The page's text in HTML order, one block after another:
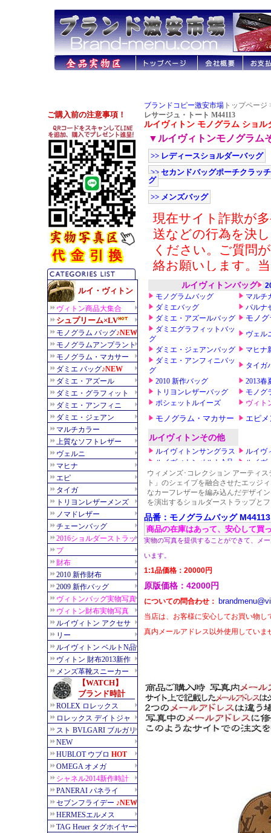
ブランドコピー激安市場 トップページ
レサージュ・トート M44113
ルイヴィトン モノグラム ショル
▼ルイヴィトンモノグラム
>> レディースショルダーバッグ
>> セカンドバッグポーチクラッ
グ
>> メンズバッグ
ウィメンズ･コレクション アーティ
ト」のシェイプを融合させたエッジ
なカーフレザーを編み込んだデザイ
を演出するショルダーストラップと
品番：モノグラムバッグ M44113
商品の在庫はあって、安心して買
実物の写真を提供することができて、メ
います。
1:1品価格：20000円
原版価格：42000円
についての問合わせ：
当店は、お客様に安心してお買い物し
真内メールアドレス以外使用していま